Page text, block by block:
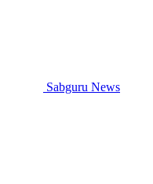
Sabguru News